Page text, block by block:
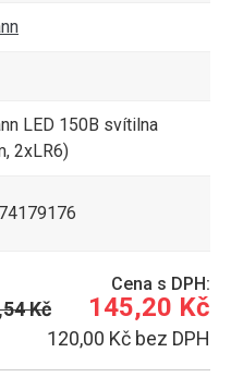
LED 150B svítilna
2xLR6)
Kč
Cena s DPH:
145,20 Kč
120,00 Kč bez DPH